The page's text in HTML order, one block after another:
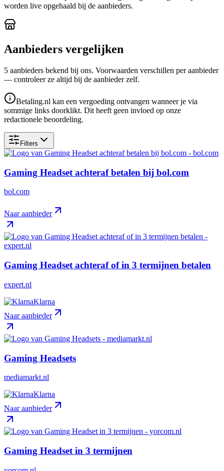
worden live opgehaald bij de aanbieders.
Aanbieders vergelijken
5 aanbieders bekend bij ons. Voorwaarden verschillen per aanbieder
— controleer ze altijd bij de aanbieder zelf.
Betaling.nl kan een vergoeding ontvangen wanneer je via
sommige links doorklikt. Dit heeft geen invloed op onze
redactionele beoordeling.
Filters
Gaming Headset achteraf betalen bij bol.com
bol.com
Naar aanbieder
Gaming Headset achteraf of in 3 termijnen betalen
expert.nl
Klarna
Naar aanbieder
Gaming Headsets
mediamarkt.nl
Klarna
Naar aanbieder
Gaming Headset in 3 termijnen